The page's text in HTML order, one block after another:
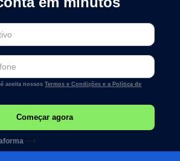
aceita nossosTermos e Condições e a Política de